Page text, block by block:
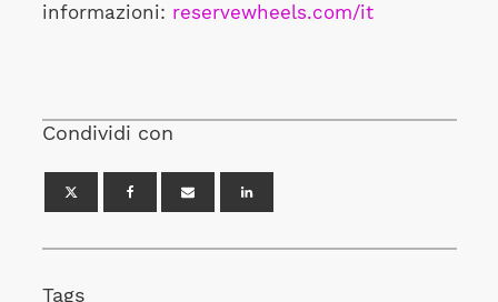
informazioni: reservewheels.com/it
Condividi con
Tags